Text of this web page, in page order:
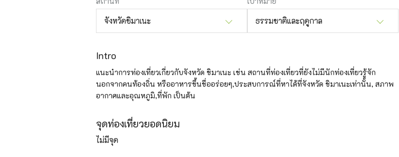
จังหวัดชิมาเนะ
ธรรมชาติและฤดูกาล
Intro
แนะนำการท่องเที่ยวเกี่ยวกับจังหวัด ชิมาเนะ เช่น สถานที่ท่องเที่ยวที่ยังไม่มีนักท่องเที่ยวรู้จัก
นอกจากคนท้องถิ่น หรืออาหารขึ้นชื่ออร่อยๆ,ประสบการณ์ที่หาได้ที่จังหวัด ชิมาเนะเท่านั้น, สภาพ
อากาศและอุณหภูมิ,ที่พัก เป็นต้น
จุดท่องเที่ยวยอดนิยม
ไม่มีจุด